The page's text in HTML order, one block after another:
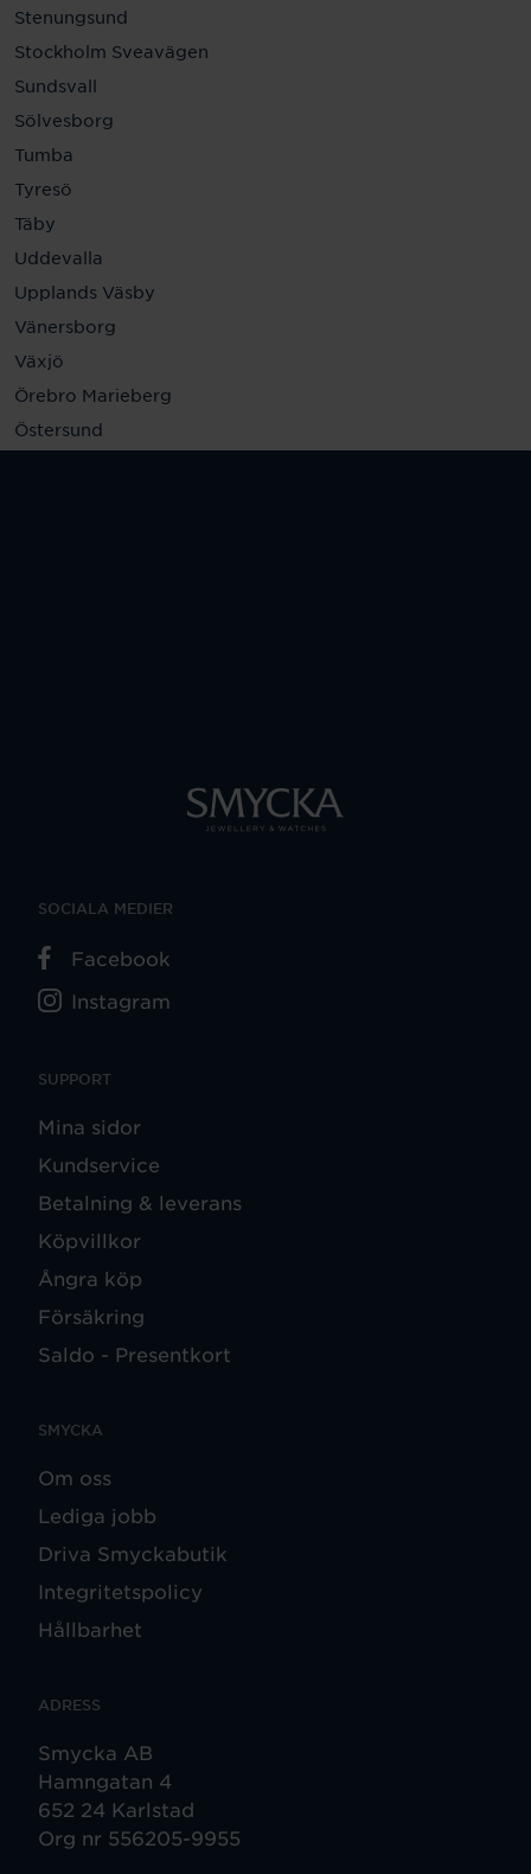
Stenungsund
Stockholm Sveavägen
Sundsvall
Sölvesborg
Tumba
Tyresö
Täby
Uddevalla
Upplands Väsby
Vänersborg
Växjö
Örebro Marieberg
Östersund
SUPPORT
Mina sidor
Kundservice
Betalning & leverans
Köpvillkor
Ångra köp
Försäkring
Saldo - Presentkort
SMYCKA
Om oss
Lediga jobb
Driva Smyckabutik
Integritetspolicy
Hållbarhet
ADRESS
Smycka AB
Hamngatan 4
652 24 Karlstad
Org nr 556205-9955
SOCIALA MEDIER
Facebook
Instagram